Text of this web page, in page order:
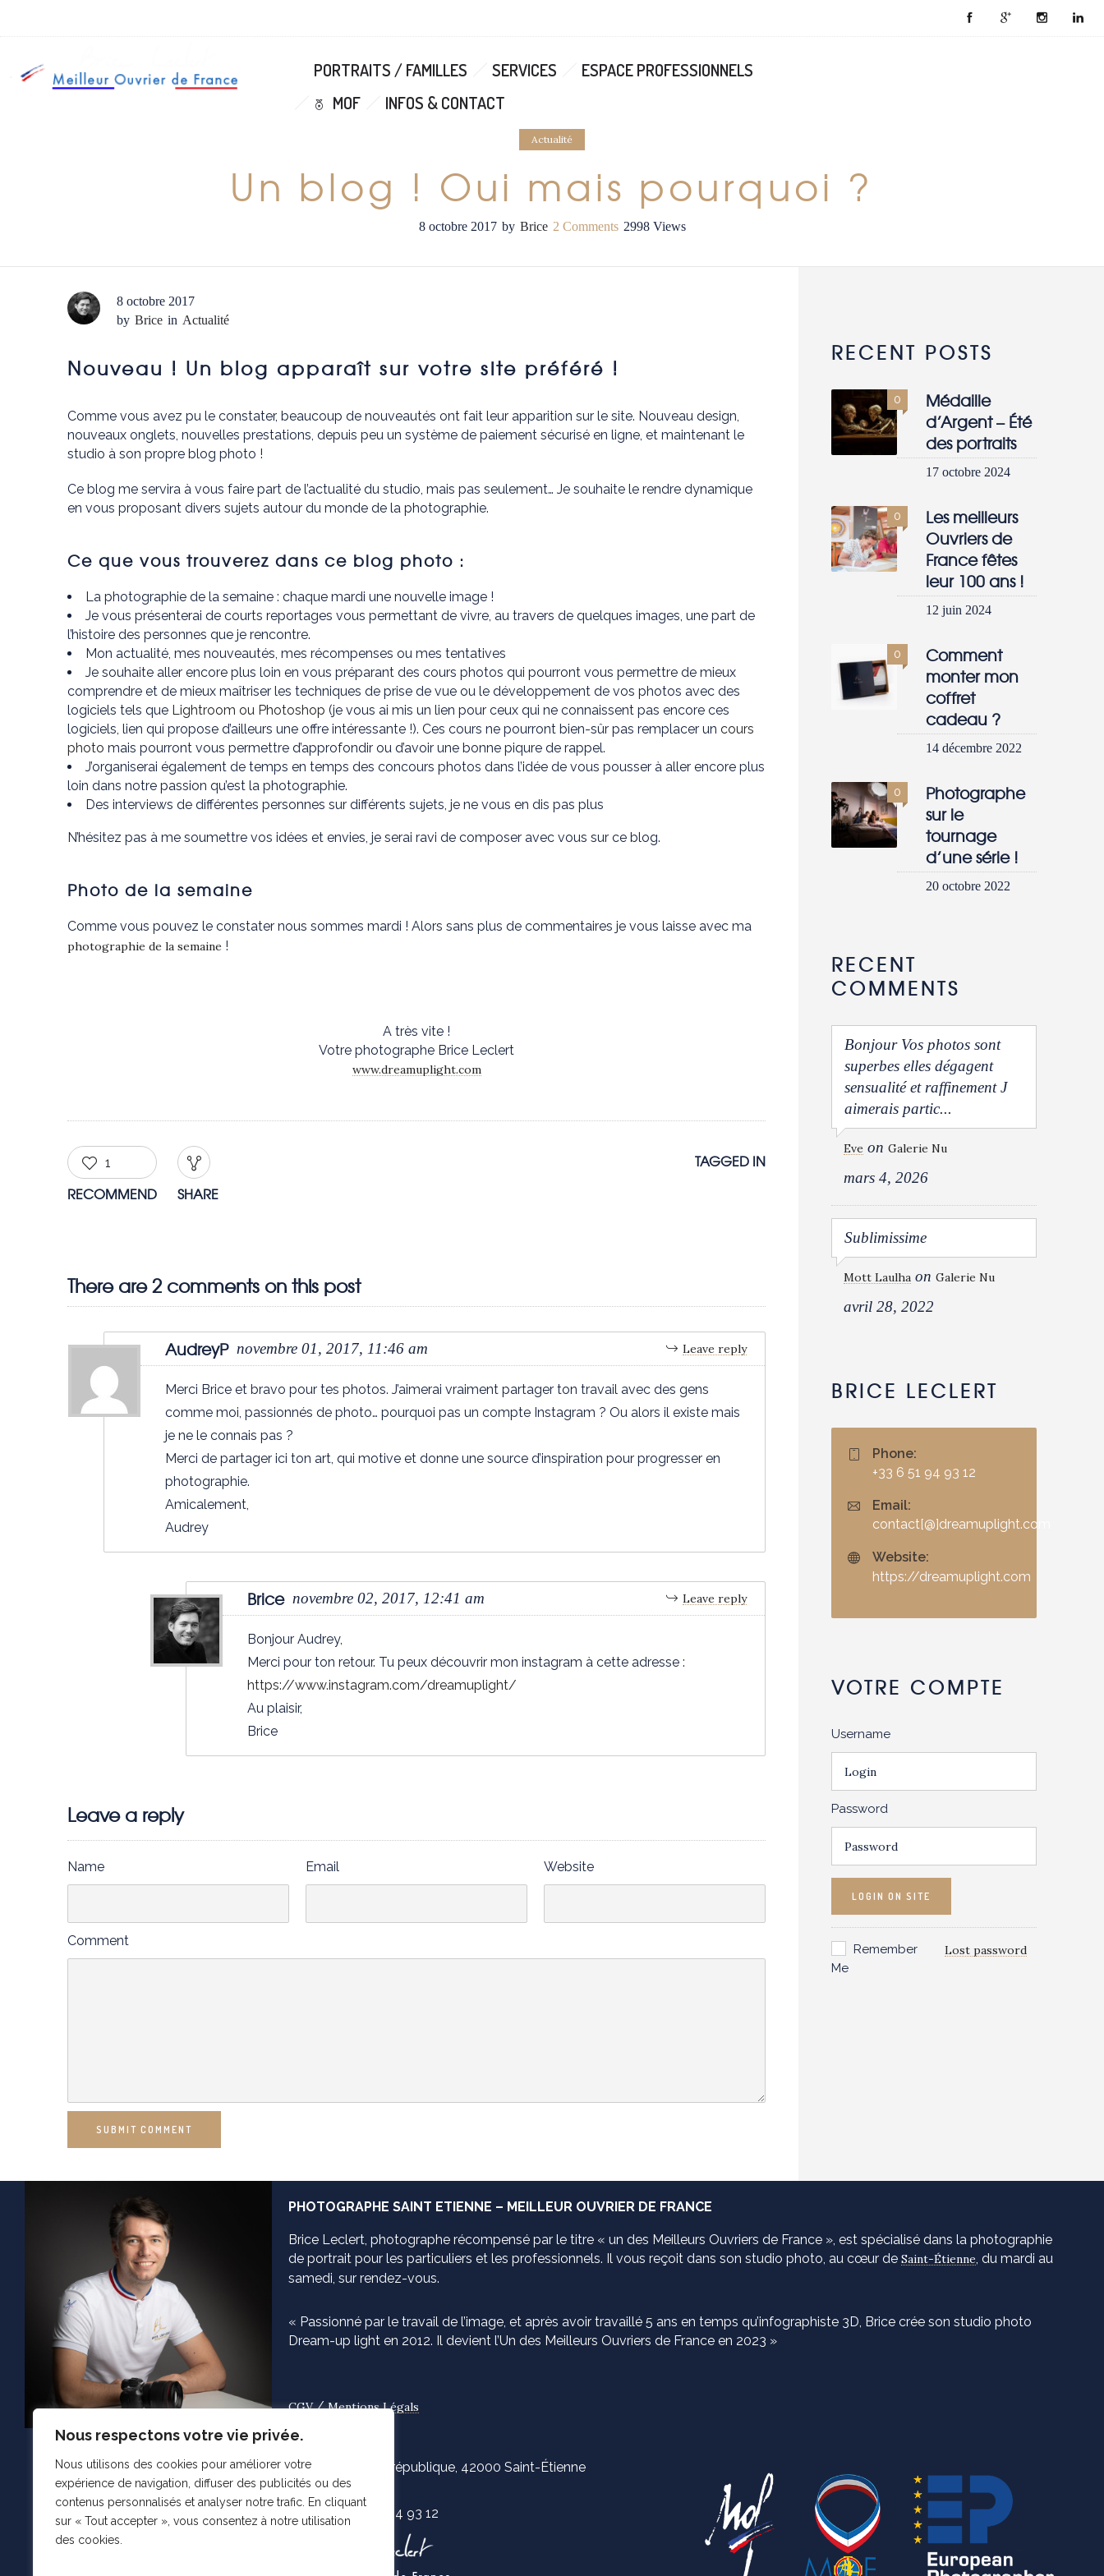
Nous respectons votre vie privée.
Nous utilisons des cookies pour améliorer votre
expérience de navigation, diffuser des publicités ou des
contenus personnalisés et analyser notre trafic. En cliquant
sur « Tout accepter », vous consentez à notre utilisation
des cookies.
PORTRAITS / FAMILLES SERVICES
ESPACE PROFESSIONNELS
MOF
INFOS & CONTACT
Actualité
Un blog ! Oui mais pourquoi ?
8 octobre 2017 by Brice 2 Comments 2998 Views
8 octobre 2017
by Brice in Actualité
Nouveau ! Un blog apparaît sur votre site préféré !
Comme vous avez pu le constater, beaucoup de nouveautés ont fait leur apparition sur le site. Nouveau design,
nouveaux onglets, nouvelles prestations, depuis peu un système de paiement sécurisé en ligne, et maintenant le
studio à son propre blog photo !
Ce blog me servira à vous faire part de l’actualité du studio, mais pas seulement… Je souhaite le rendre dynamique
en vous proposant divers sujets autour du monde de la photographie.
Ce que vous trouverez dans ce blog photo :
La photographie de la semaine : chaque mardi une nouvelle image !
Je vous présenterai de courts reportages vous permettant de vivre, au travers de quelques images, une part de
l’histoire des personnes que je rencontre.
Mon actualité, mes nouveautés, mes récompenses ou mes tentatives
Je souhaite aller encore plus loin en vous préparant des cours photos qui pourront vous permettre de mieux
comprendre et de mieux maîtriser les techniques de prise de vue ou le développement de vos photos avec des
logiciels tels que Lightroom ou Photoshop (je vous ai mis un lien pour ceux qui ne connaissent pas encore ces
logiciels, lien qui propose d’ailleurs une offre intéressante !). Ces cours ne pourront bien-sûr pas remplacer un cours
photo mais pourront vous permettre d’approfondir ou d’avoir une bonne piqure de rappel.
J’organiserai également de temps en temps des concours photos dans l’idée de vous pousser à aller encore plus
loin dans notre passion qu’est la photographie.
Des interviews de différentes personnes sur différents sujets, je ne vous en dis pas plus
N’hésitez pas à me soumettre vos idées et envies, je serai ravi de composer avec vous sur ce blog.
Photo de la semaine
Comme vous pouvez le constater nous sommes mardi ! Alors sans plus de commentaires je vous laisse avec ma
photographie de la semaine !
A très vite !
Votre photographe Brice Leclert
www.dreamuplight.com
1
RECOMMEND SHARE
TAGGED IN
There are 2 comments on this post
AudreyP novembre 01, 2017, 11:46 am Leave reply
Merci Brice et bravo pour tes photos. J’aimerai vraiment partager ton travail avec des gens
comme moi, passionnés de photo… pourquoi pas un compte Instagram ? Ou alors il existe mais
je ne le connais pas ?
Merci de partager ici ton art, qui motive et donne une source d’inspiration pour progresser en
photographie.
Amicalement,
Audrey
Brice novembre 02, 2017, 12:41 am Leave reply
Bonjour Audrey,
Merci pour ton retour. Tu peux découvrir mon instagram à cette adresse :
https://www.instagram.com/dreamuplight/
Au plaisir,
Brice
Leave a reply
Name Email Website
Comment
SUBMIT COMMENT
RECENT POSTS
0
Médaille
d’Argent – Été
des portraits
17 octobre 2024
0
Les meilleurs
Ouvriers de
France fêtes
leur 100 ans !
12 juin 2024
0
Comment
monter mon
coffret
cadeau ?
14 décembre 2022
0
Photographe
sur le
tournage
d’une série !
20 octobre 2022
RECENT
COMMENTS
Bonjour Vos photos sont
superbes elles dégagent
sensualité et raffinement J
aimerais partic...
Eve on Galerie Nu
mars 4, 2026
Sublimissime
Mott Laulha on Galerie Nu
avril 28, 2022
BRICE LECLERT
Phone:
+33 6 51 94 93 12
Email:
contact[@]dreamuplight.com
Website:
https://dreamuplight.com
VOTRE COMPTE
Username
Password
LOGIN ON SITE
Remember
Me
Lost password
PHOTOGRAPHE SAINT ETIENNE – MEILLEUR OUVRIER DE FRANCE
Brice Leclert, photographe récompensé par le titre « un des Meilleurs Ouvriers de France », est spécialisé dans la photographie
de portrait pour les particuliers et les professionnels. Il vous reçoit dans son studio photo, au cœur de Saint-Étienne, du mardi au
samedi, sur rendez-vous.
« Passionné par le travail de l’image, et après avoir travaillé 5 ans en temps qu’infographiste 3D, Brice crée son studio photo
Dream-up light en 2012. Il devient l’Un des Meilleurs Ouvriers de France en 2023 »
CGV/Mentions Légals
14 rue de la république, 42000 Saint-Étienne
+33 (0)6 51 94 93 12